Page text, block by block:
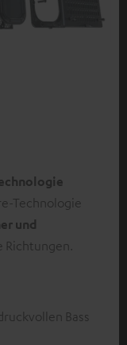
Technologie
und
Bass